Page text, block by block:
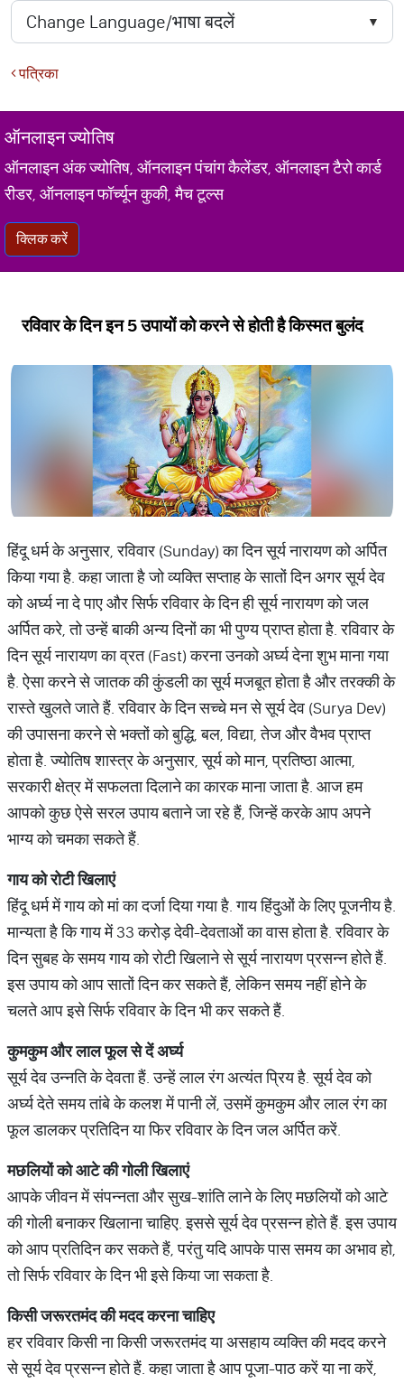
पत्रिका
ऑनलाइन ज्योतिष
ऑनलाइन अंक ज्योतिष, ऑनलाइन पंचांग कैलेंडर, ऑनलाइन टैरो कार्ड
रीडर, ऑनलाइन फॉर्च्यून कुकी, मैच टूल्स
क्लिक करें
रविवार के दिन इन 5 उपायों को करने से होती है किस्मत बुलंद
हिंदू धर्म के अनुसार, रविवार (Sunday) का दिन सूर्य नारायण को अर्पित
किया गया है. कहा जाता है जो व्यक्ति सप्ताह के सातों दिन अगर सूर्य देव
को अर्घ्य ना दे पाए और सिर्फ रविवार के दिन ही सूर्य नारायण को जल
अर्पित करे, तो उन्हें बाकी अन्य दिनों का भी पुण्य प्राप्त होता है. रविवार के
दिन सूर्य नारायण का व्रत (Fast) करना उनको अर्घ्य देना शुभ माना गया
है. ऐसा करने से जातक की कुंडली का सूर्य मजबूत होता है और तरक्की के
रास्ते खुलते जाते हैं. रविवार के दिन सच्चे मन से सूर्य देव (Surya Dev)
की उपासना करने से भक्तों को बुद्धि, बल, विद्या, तेज और वैभव प्राप्त
होता है. ज्योतिष शास्त्र के अनुसार, सूर्य को मान, प्रतिष्ठा आत्मा,
सरकारी क्षेत्र में सफलता दिलाने का कारक माना जाता है. आज हम
आपको कुछ ऐसे सरल उपाय बताने जा रहे हैं, जिन्हें करके आप अपने
भाग्य को चमका सकते हैं.
गायकोरोटीखिलाएं
हिंदू धर्म में गाय को मां का दर्जा दिया गया है. गाय हिंदुओं के लिए पूजनीय है.
मान्यता है कि गाय में 33 करोड़ देवी-देवताओं का वास होता है. रविवार के
दिन सुबह के समय गाय को रोटी खिलाने से सूर्य नारायण प्रसन्न होते हैं.
इस उपाय को आप सातों दिन कर सकते हैं, लेकिन समय नहीं होने के
चलते आप इसे सिर्फ रविवार के दिन भी कर सकते हैं.
कुमकुमऔरलालफूलसेदेंअर्घ्य
सूर्य देव उन्नति के देवता हैं. उन्हें लाल रंग अत्यंत प्रिय है. सूर्य देव को
अर्घ्य देते समय तांबे के कलश में पानी लें, उसमें कुमकुम और लाल रंग का
फूल डालकर प्रतिदिन या फिर रविवार के दिन जल अर्पित करें.
मछलियोंकोआटेकीगोलीखिलाएं
आपके जीवन में संपन्नता और सुख-शांति लाने के लिए मछलियों को आटे
की गोली बनाकर खिलाना चाहिए. इससे सूर्य देव प्रसन्न होते हैं. इस उपाय
को आप प्रतिदिन कर सकते हैं, परंतु यदि आपके पास समय का अभाव हो,
तो सिर्फ रविवार के दिन भी इसे किया जा सकता है.
किसीजरूरतमंदकीमददकरनाचाहिए
हर रविवार किसी ना किसी जरूरतमंद या असहाय व्यक्ति की मदद करने
से सूर्य देव प्रसन्न होते हैं. कहा जाता है आप पूजा-पाठ करें या ना करें,